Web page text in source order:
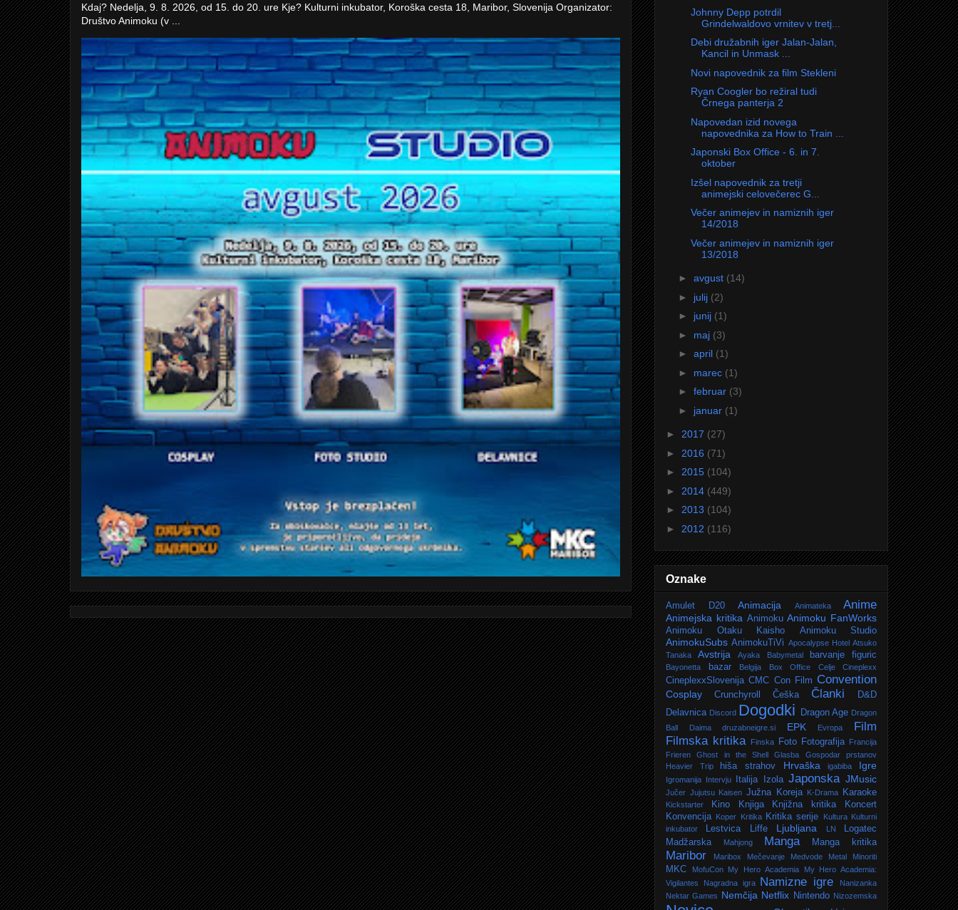
Kdaj? Nedelja, 9. 8. 2026, od 15. do 20. ure Kje? Kulturni inkubator, Koroška cesta 18, Maribor, Slovenija Organizator:
Društvo Animoku (v ...
Johnny Depp potrdil
Grindelwaldovo vrnitev v tretj...
Debi družabnih iger Jalan-Jalan,
Kancil in Unmask ...
Novi napovednik za film Stekleni
Ryan Coogler bo režiral tudi
Črnega panterja 2
Napovedan izid novega
napovednika za How to Train ...
Japonski Box Office - 6. in 7.
oktober
Izšel napovednik za tretji
animejski celovečerec G...
Večer animejev in namiznih iger
14/2018
Večer animejev in namiznih iger
13/2018
► avgust (14)
► julij (2)
► junij (1)
► maj (3)
► april (1)
► marec (1)
► februar (3)
► januar (1)
► 2017 (27)
► 2016 (71)
► 2015 (104)
► 2014 (449)
► 2013 (104)
► 2012 (116)
Oznake
Amulet D20 Animacija Animateka Anime
Animejska kritika Animoku Animoku FanWorks
Animoku Otaku Kaisho Animoku Studio
AnimokuSubs AnimokuTiVi Apocalypse Hotel Atsuko
Tanaka
Avstrija Ayaka Babymetal barvanje figuric
Bayonetta bazar Belgija Box Office Celje Cineplexx
CineplexxSlovenija CMC Con Film Convention
Cosplay Crunchyroll Češka Članki
D&D
Delavnica Discord Dogodki Dragon Age Dragon
Ball Daima
druzabneigre.si EPK Evropa
Film
Filmska kritika
Finska Foto Fotografija Francija
Frieren
Ghost in the Shell Glasba
Gospodar prstanov
Heavier Trip
hiša strahov Hrvaška igabiba Igre
Igromanija Intervju Italija Izola Japonska JMusic
Jučer Jujutsu Kaisen Južna Koreja K-Drama Karaoke
Kickstarter Kino Knjiga Knjižna kritika
Koncert
Konvencija Koper Kritika Kritika serije Kultura Kulturni
inkubator
Lestvica Liffe Ljubljana LN
Logatec
Madžarska
Mahjong Manga Manga kritika
Maribor Maribox Mečevanje Medvode Metal Minoriti
MKC MofuCon My Hero Academia
My Hero Academia:
Vigilantes
Nagradna igra Namizne igre
Nanizanka
Nektar Games Nemčija Netflix Nintendo Nizozemska